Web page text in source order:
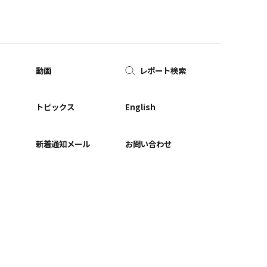
動画
トピックス
新着通知メール
レポート検索
English
お問い合わせ